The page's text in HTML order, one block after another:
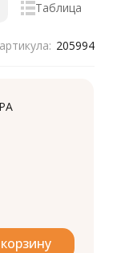
Таблица
205994